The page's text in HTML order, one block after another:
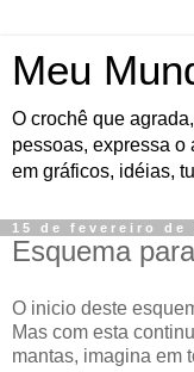
Meu
O crochê que
pessoas, expressa o
em gráficos, idéias,
15 de fevereiro de
Esquema
O inicio deste
Mas com esta
mantas, imagina em